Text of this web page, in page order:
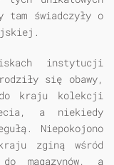
świadczyły o
instytucji
się obawy,
do kraju kolekcji
a niekiedy
Niepokojono
zginą wśród
magazynów, a